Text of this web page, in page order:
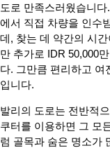
도로 만족스러웠습니
에서 직접 차량을 인수
데, 찾는 데 약간의 시
만 추가로 IDR 50,000
다. 그만큼 편리하고 여
입니다.
발리의 도로는 전반적
쿠터를 이용하면 그 모
럼 골목과 숨은 명소가